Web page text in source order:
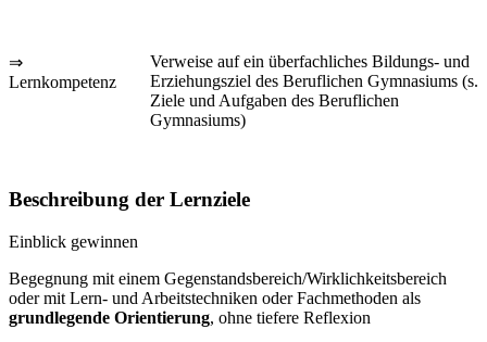
⇒
Lernkompetenz
Verweise auf ein überfachliches Bildungs- und
Erziehungsziel des Beruflichen Gymnasiums (s.
Ziele und Aufgaben des Beruflichen
Gymnasiums)
Beschreibung der Lernziele
Einblick gewinnen
Begegnung mit einem Gegenstandsbereich/Wirklichkeitsbereich
oder mit Lern- und Arbeitstechniken oder Fachmethoden als
grundlegende Orientierung, ohne tiefere Reflexion